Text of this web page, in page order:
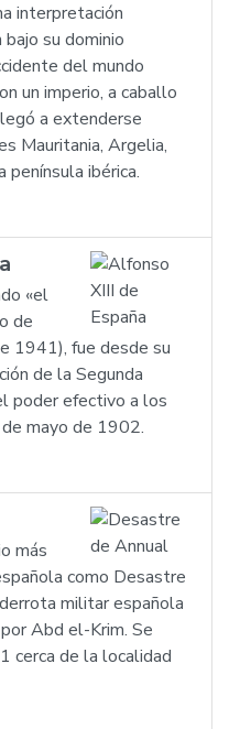
interpretación
su dominio
del mundo
un imperio, a caballo
a extenderse
Mauritania, Argelia,
península ibérica.
«el
de
1941), fue desde su
de la Segunda
poder efectivo a los
mayo de 1902.
más
como Desastre
militar española
Abd el-Krim. Se
cerca de la localidad